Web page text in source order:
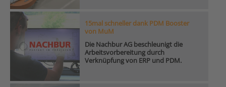
15mal schneller dank PDM Booster
von MuM
Die Nachbur AG beschleunigt die
Arbeitsvorbereitung durch
Verknüpfung von ERP und PDM.